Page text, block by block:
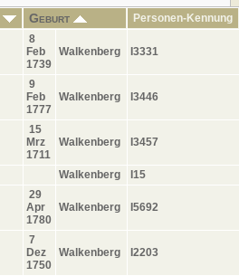
Geburt Personen-Kennung
8
Feb
1739
Walkenberg I3331
9
Feb
1777
Walkenberg I3446
15
Mrz
1711
Walkenberg I3457
Walkenberg I15
29
Apr
1780
Walkenberg I5692
7
Dez
1750
Walkenberg I2203